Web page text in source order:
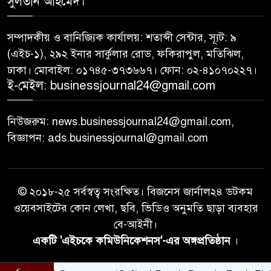
সম্পাদকীয় ও বানিজ্যিক কার্যালয়: শতাব্দী সেন্টার, স্যূট: ৯
(এইচ-১), ২৯২ ইনার সার্কুলার রোড, ফকিরাপুল, মতিঝিল,
ঢাকা। মোবাইল: ০১৭৪৫-৩৭৩৬৬৭। ফোন: ০২-৪১০৭০২২৭।
ই-মেইল: businessjournal24@gmail.com
নিউজরুম: news.businessjournal24@gmail.com,
বিজ্ঞাপন: ads.businessjournal@gmail.com
© ২০১৮-২৫ সর্বস্বত্ব সংরক্ষিত। বিজনেস জার্নাল২৪ ডটকম
ওয়েবসাইটের কোন লেখা, ছবি, ভিডিও অনুমতি ছাড়া ব্যবহার
বে-আইনী।
একটি 'এইচকে কমিউনিকেশনস'-এর অঙ্গপ্রতিষ্ঠান ।